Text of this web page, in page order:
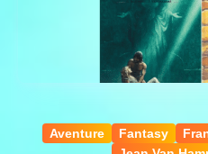
Aventure Fantasy